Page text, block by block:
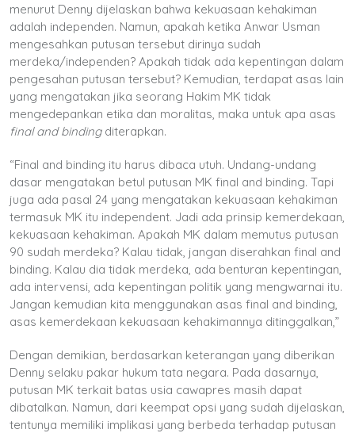
menurut Denny dijelaskan bahwa kekuasaan kehakiman
adalah independen. Namun, apakah ketika Anwar Usman
mengesahkan putusan tersebut dirinya sudah
merdeka/independen? Apakah tidak ada kepentingan dalam
pengesahan putusan tersebut? Kemudian, terdapat asas lain
yang mengatakan jika seorang Hakim MK tidak
mengedepankan etika dan moralitas, maka untuk apa asas
final and binding diterapkan.
“Final and binding itu harus dibaca utuh. Undang-undang
dasar mengatakan betul putusan MK final and binding. Tapi
juga ada pasal 24 yang mengatakan kekuasaan kehakiman
termasuk MK itu independent. Jadi ada prinsip kemerdekaan,
kekuasaan kehakiman. Apakah MK dalam memutus putusan
90 sudah merdeka? Kalau tidak, jangan diserahkan final and
binding. Kalau dia tidak merdeka, ada benturan kepentingan,
ada intervensi, ada kepentingan politik yang mengwarnai itu.
Jangan kemudian kita menggunakan asas final and binding,
asas kemerdekaan kekuasaan kehakimannya ditinggalkan,”
Dengan demikian, berdasarkan keterangan yang diberikan
Denny selaku pakar hukum tata negara. Pada dasarnya,
putusan MK terkait batas usia cawapres masih dapat
dibatalkan. Namun, dari keempat opsi yang sudah dijelaskan,
tentunya memiliki implikasi yang berbeda terhadap putusan